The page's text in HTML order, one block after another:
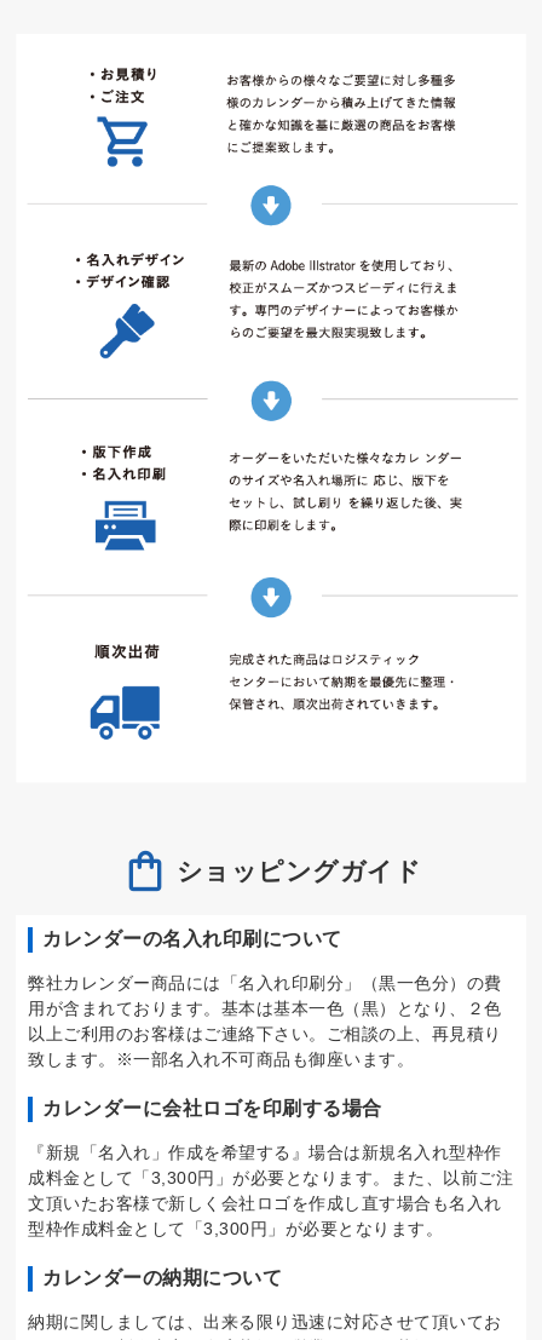
ショッピングガイド
カレンダーの名入れ印刷について
弊社カレンダー商品には「名入れ印刷分」（黒一色分）の費
用が含まれております。基本は基本一色（黒）となり、２色
以上ご利用のお客様はご連絡下さい。ご相談の上、再見積り
致します。※一部名入れ不可商品も御座います。
カレンダーに会社ロゴを印刷する場合
『新規「名入れ」作成を希望する』場合は新規名入れ型枠作
成料金として「3,300円」が必要となります。また、以前ご注
文頂いたお客様で新しく会社ロゴを作成し直す場合も名入れ
型枠作成料金として「3,300円」が必要となります。
カレンダーの納期について
納期に関しましては、出来る限り迅速に対応させて頂いてお